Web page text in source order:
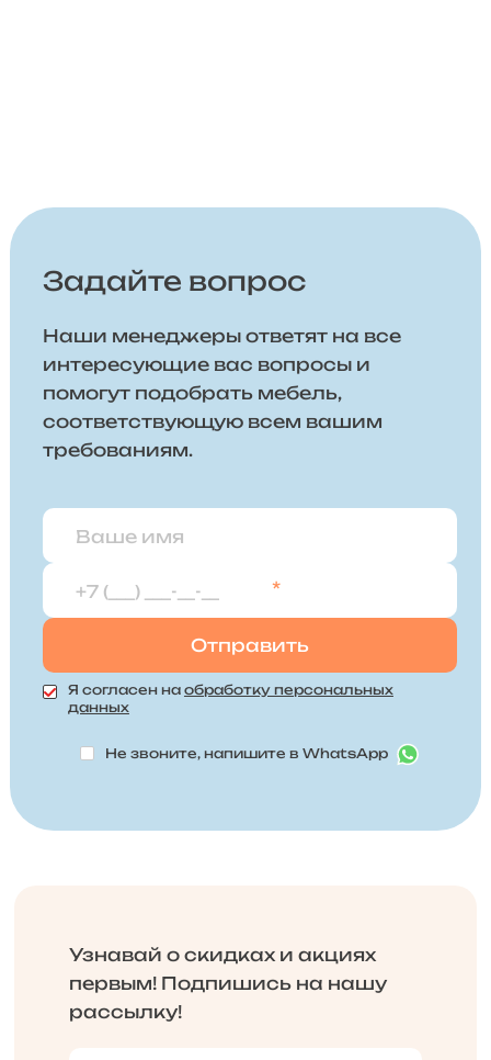
Задайте вопрос
Наши менеджеры ответят на все
интересующие вас вопросы и
помогут подобрать мебель,
соответствующую всем вашим
требованиям.
*
Я согласен на обработку персональных
данных
Не звоните, напишите в WhatsApp
Узнавай о скидках и акциях
первым! Подпишись на нашу
рассылку!